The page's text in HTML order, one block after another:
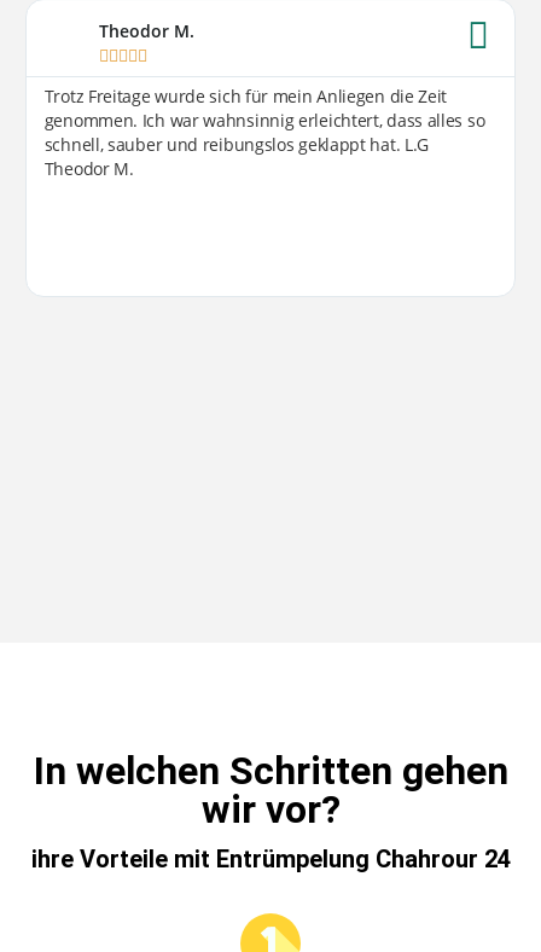
Theodor M.
    
Trotz Freitage wurde sich für mein Anliegen die Zeit
genommen. Ich war wahnsinnig erleichtert, dass alles so
schnell, sauber und reibungslos geklappt hat. L.G
Theodor M.
In welchen Schritten gehen
wir vor?
ihre Vorteile mit Entrümpelung Chahrour 24